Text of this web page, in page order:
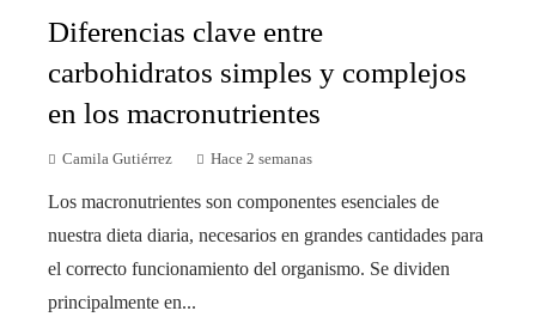
Diferencias clave entre
carbohidratos simples y complejos
en los macronutrientes
Camila Gutiérrez Hace 2 semanas
Los macronutrientes son componentes esenciales de
nuestra dieta diaria, necesarios en grandes cantidades para
el correcto funcionamiento del organismo. Se dividen
principalmente en...